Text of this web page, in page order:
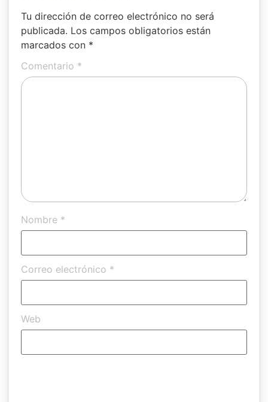
Tu dirección de correo electrónico no será
publicada. Los campos obligatorios están
marcados con *
Comentario *
Nombre *
Correo electrónico *
Web